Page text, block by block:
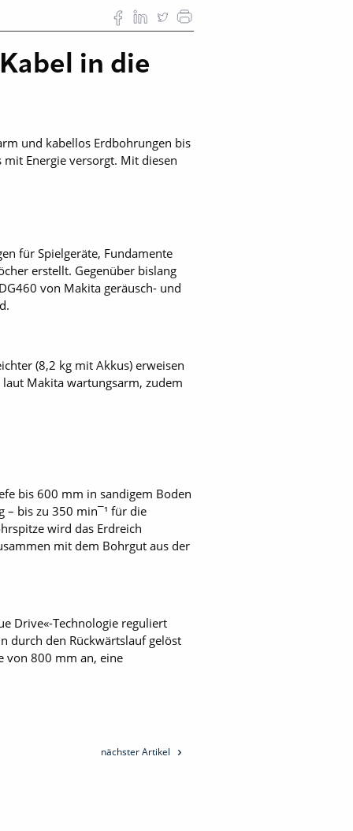
in die
und kabellos Erdbohrungen bis
Energie versorgt. Mit diesen
für Spielgeräte, Fundamente
erstellt. Gegenüber bislang
von Makita geräusch- und
(8,2 kg mit Akkus) erweisen
Makita wartungsarm, zudem
bis 600 mm in sandigem Boden
– bis zu 350 min¯¹ für die
wird das Erdreich
mit dem Bohrgut aus der
Drive«-Technologie reguliert
durch den Rückwärtslauf gelöst
von 800 mm an, eine
nächster Artikel